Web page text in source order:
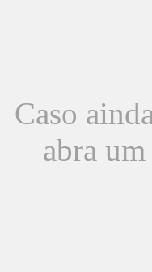
Caso
abra